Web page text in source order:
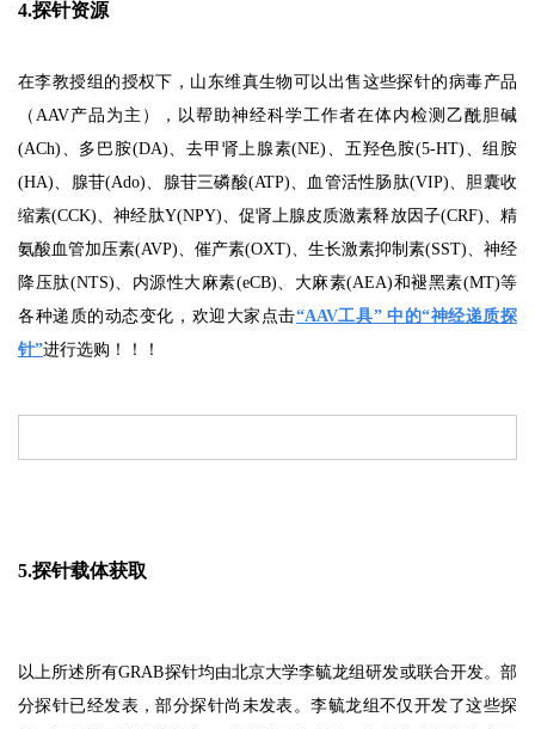
4.探针资源
在李教授组的授权下，山东维真生物可以出售这些探针的病毒产品
（AAV产品为主），以帮助神经科学工作者在体内检测乙酰胆碱
(ACh)、多巴胺(DA)、去甲肾上腺素(NE)、五羟色胺(5-HT)、组胺
(HA)、腺苷(Ado)、腺苷三磷酸(ATP)、血管活性肠肽(VIP)、胆囊收
缩素(CCK)、神经肽Y(NPY)、促肾上腺皮质激素释放因子(CRF)、精
氨酸血管加压素(AVP)、催产素(OXT)、生长激素抑制素(SST)、神经
降压肽(NTS)、内源性大麻素(eCB)、大麻素(AEA)和褪黑素(MT)等
各种递质的动态变化，欢迎大家点击“AAV工具” 中的“神经递质探
针”进行选购！！！
5.探针载体获取
以上所述所有GRAB探针均由北京大学李毓龙组研发或联合开发。部
分探针已经发表，部分探针尚未发表。李毓龙组不仅开发了这些探